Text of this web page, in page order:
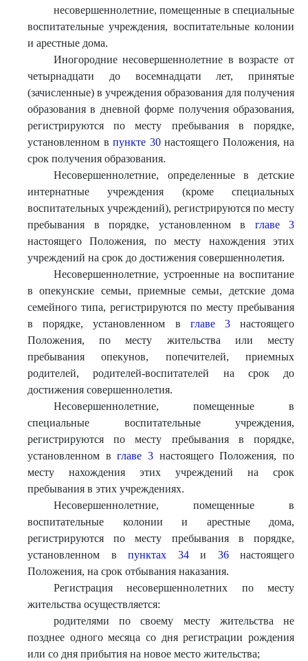
несовершеннолетние, помещенные в специальные
воспитательные учреждения, воспитательные колонии
и арестные дома.
Иногородние несовершеннолетние в возрасте от
четырнадцати до восемнадцати лет, принятые
(зачисленные) в учреждения образования для получения
образования в дневной форме получения образования,
регистрируются по месту пребывания в порядке,
установленном в пункте 30настоящего Положения, на
срок получения образования.
Несовершеннолетние, определенные в детские
интернатные учреждения (кроме специальных
воспитательных учреждений), регистрируются по месту
пребывания в порядке, установленном в главе 3
настоящего Положения, по месту нахождения этих
учреждений на срок до достижения совершеннолетия.
Несовершеннолетние, устроенные на воспитание
в опекунские семьи, приемные семьи, детские дома
семейного типа, регистрируются по месту пребывания
в порядке, установленном в главе 3настоящего
Положения, по месту жительства или месту
пребывания опекунов, попечителей, приемных
родителей, родителей-воспитателей на срок до
достижения совершеннолетия.
Несовершеннолетние, помещенные в
специальные воспитательные учреждения,
регистрируются по месту пребывания в порядке,
установленном вглаве 3 настоящего Положения, по
месту нахождения этих учреждений на срок
пребывания в этих учреждениях.
Несовершеннолетние, помещенные в
воспитательные колонии и арестные дома,
регистрируются по месту пребывания в порядке,
установленном в пунктах 34и 36настоящего
Положения, на срок отбывания наказания.
Регистрация несовершеннолетних по месту
жительства осуществляется:
родителями по своему месту жительства не
позднее одного месяца со дня регистрации рождения
или со дня прибытия на новое место жительства;